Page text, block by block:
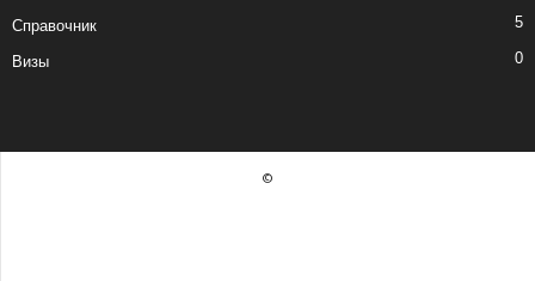
Справочник 5
Визы 0
©